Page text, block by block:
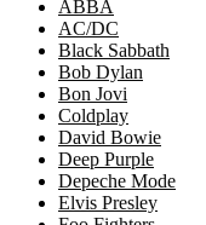
ABBA
AC/DC
Black Sabbath
Bob Dylan
Bon Jovi
Coldplay
David Bowie
Deep Purple
Depeche Mode
Elvis Presley